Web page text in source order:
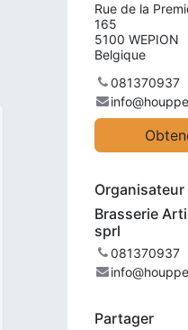
Rue de la
165
5100 WEPION
Belgique
081370937
Organisateur
Brasserie
sprl
081370937
Partager